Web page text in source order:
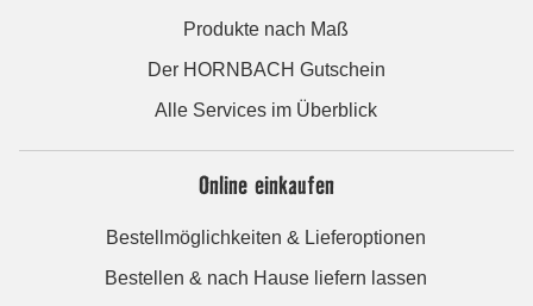
Produkte nach Maß
Der HORNBACH Gutschein
Alle Services im Überblick
Online einkaufen
Bestellmöglichkeiten & Lieferoptionen
Bestellen & nach Hause liefern lassen